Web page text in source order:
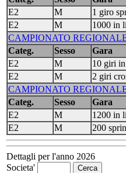
E2
M
1 giro
E2
M
1000 in
CAMPIONATO
Categ.
Sesso
Gara
E2
M
10 giri
E2
M
2 giri
CAMPIONATO
Categ.
Sesso
Gara
E2
M
1200 in
E2
M 200
Dettagli per l'anno 2026
Societa'